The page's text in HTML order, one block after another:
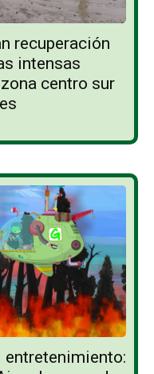
recuperación
intensas
centro sur